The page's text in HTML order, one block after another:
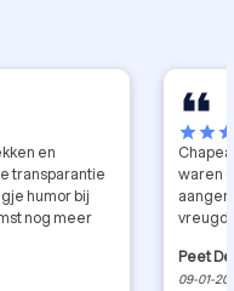
en
transparantie
humor bij
nog meer
starstar
waren
Peet
09-01-